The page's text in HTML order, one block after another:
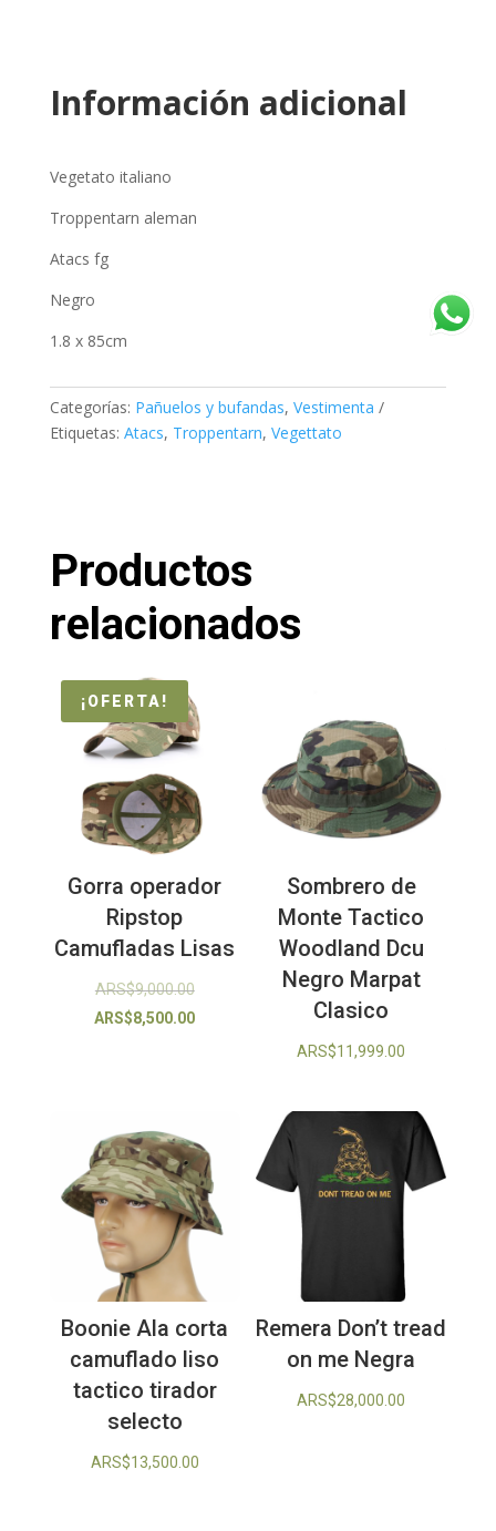
Información adicional
Vegetato italiano
Troppentarn aleman
Atacs fg
Negro
1.8 x 85cm
Categorías: Pañuelos y bufandas, Vestimenta
Etiquetas: Atacs, Troppentarn, Vegettato
Productos
relacionados
¡OFERTA!
Gorra operador
Ripstop
Camufladas Lisas
ARS$9,000.00El
precio
ARS$8,500.00El
ARS$8,500.00.
Sombrero de
Monte Tactico
Woodland Dcu
Negro Marpat
Clasico
ARS$11,999.00
Boonie Ala corta
camuflado liso
tactico tirador
selecto
ARS$13,500.00
Remera Don’t tread
on me Negra
ARS$28,000.00